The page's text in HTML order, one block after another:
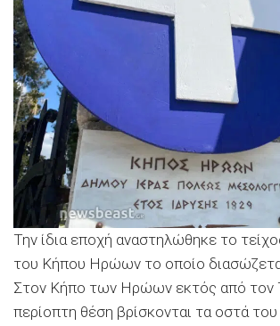
Την ίδια εποχή αναστηλώθηκε το
του Κήπου Ηρώων το οποίο
Στον Κήπο των Ηρώων εκτός από τον
περίοπτη θέση βρίσκονται τα οστά